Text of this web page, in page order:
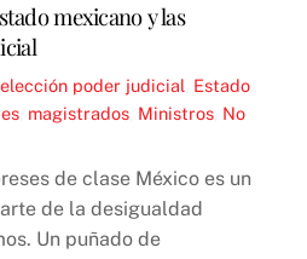
mexicano y las
elección poder judicial Estado
magistrados Ministros No
de clase México es un
de la desigualdad
Un puñado de